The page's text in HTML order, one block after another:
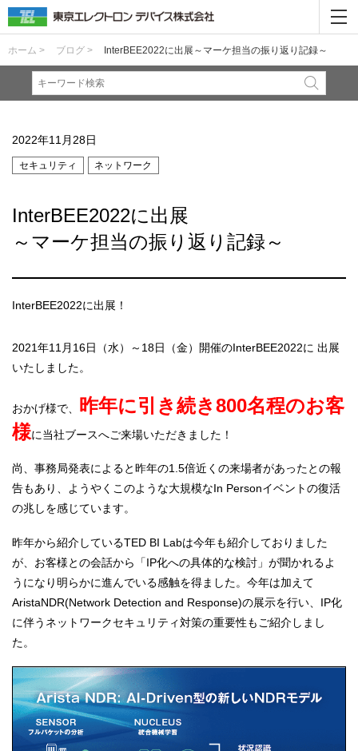
ホーム > ブログ > InterBEE2022に出展～マーケ担当の振り返り記録～
2022年11月28日
セキュリティ ネットワーク
InterBEE2022に出展
～マーケ担当の振り返り記録～
InterBEE2022に出展！
2021年11月16日（水）～18日（金）開催のInterBEE2022に 出展
いたしました。
おかげ様で、 昨年に引き続き800名程のお客
様に当社ブースへご来場いただきました！
尚、事務局発表によると昨年の1.5倍近くの来場者があったとの報
告もあり、ようやくこのような大規模なIn Personイベントの復活
の兆しを感じています。
昨年から紹介しているTED BI Labは今年も紹介しておりました
が、お客様との会話から「IP化への具体的な検討」が聞かれるよ
うになり明らかに進んでいる感触を得ました。今年は加えて
AristaNDR(Network Detection and Response)の展示を行い、IP化
に伴うネットワークセキュリティ対策の重要性もご紹介しまし
た。